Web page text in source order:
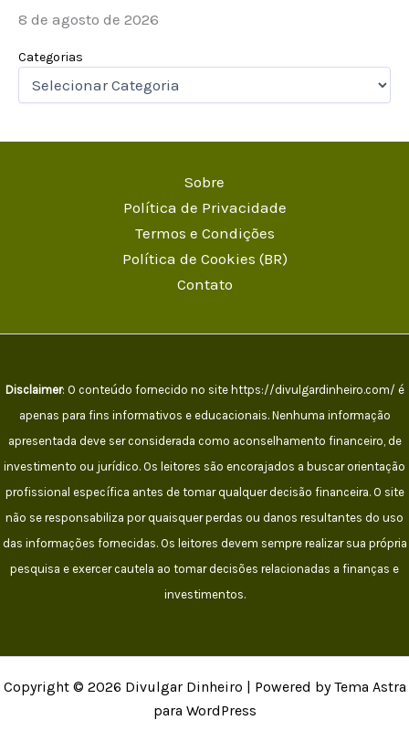
8 de agosto de 2026
Categorias
Sobre
Política de Privacidade
Termos e Condições
Política de Cookies (BR)
Contato
Disclaimer: O conteúdo fornecido no site https://divulgardinheiro.com/ é
apenas para fins informativos e educacionais. Nenhuma informação
apresentada deve ser considerada como aconselhamento financeiro, de
investimento ou jurídico. Os leitores são encorajados a buscar orientação
profissional específica antes de tomar qualquer decisão financeira. O site
não se responsabiliza por quaisquer perdas ou danos resultantes do uso
das informações fornecidas. Os leitores devem sempre realizar sua própria
pesquisa e exercer cautela ao tomar decisões relacionadas a finanças e
investimentos.
Copyright © 2026 Divulgar Dinheiro | Powered by Tema Astra
para WordPress